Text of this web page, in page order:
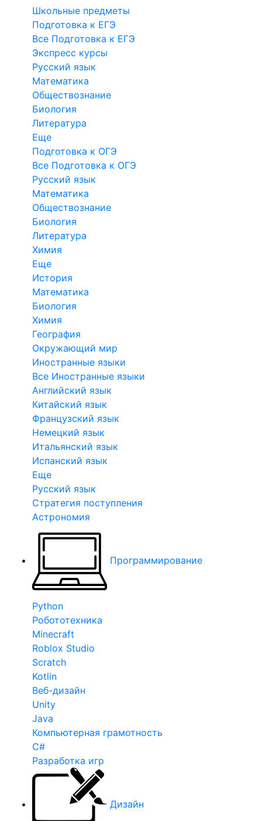
Школьные предметы
Подготовка к ЕГЭ
Все Подготовка к ЕГЭ
Экспресс курсы
Русский язык
Математика
Обществознание
Биология
Литература
Еще
Подготовка к ОГЭ
Все Подготовка к ОГЭ
Русский язык
Математика
Обществознание
Биология
Литература
Химия
Еще
История
Математика
Биология
Химия
География
Окружающий мир
Иностранные языки
Все Иностранные языки
Английский язык
Китайский язык
Французский язык
Немецкий язык
Итальянский язык
Испанский язык
Еще
Русский язык
Стратегия поступления
Астрономия
Программирование
Python
Робототехника
Minecraft
Roblox Studio
Scratch
Kotlin
Веб-дизайн
Unity
Java
Компьютерная грамотность
C#
Разработка игр
Дизайн